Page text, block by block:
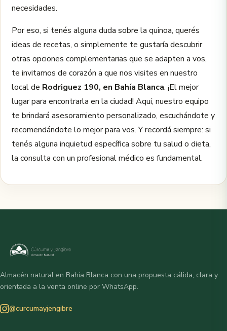
necesidades.
Por eso, si tenés alguna duda sobre la quinoa, querés
ideas de recetas, o simplemente te gustaría descubrir
otras opciones complementarias que se adapten a vos,
te invitamos de corazón a que nos visites en nuestro
local de Rodriguez 190, en Bahía Blanca. ¡El mejor
lugar para encontrarla en la ciudad! Aquí, nuestro equipo
te brindará asesoramiento personalizado, escuchándote y
recomendándote lo mejor para vos. Y recordá siempre: si
tenés alguna inquietud específica sobre tu salud o dieta,
la consulta con un profesional médico es fundamental.
Almacén natural en Bahía Blanca con una propuesta cálida, clara y
orientada a la venta online por WhatsApp.
@curcumayjengibre